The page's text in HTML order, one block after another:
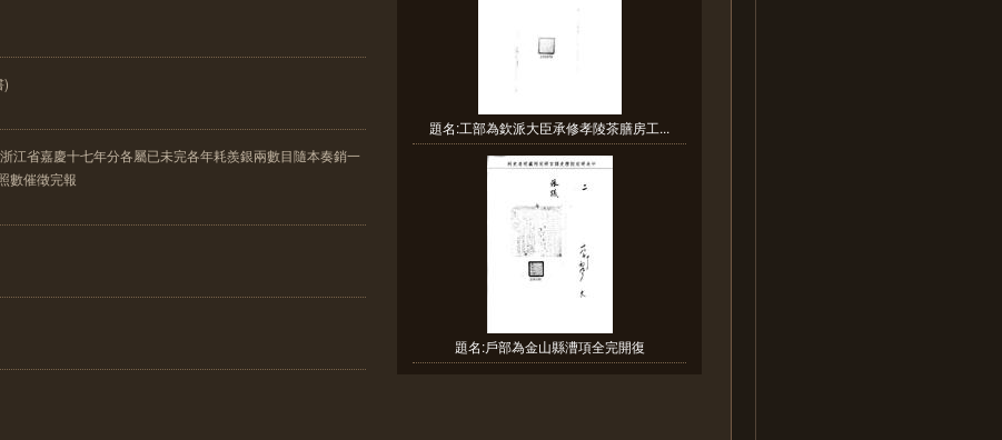
)
江省嘉慶十七年分各屬已未完各年耗羨銀兩數目隨本奏銷一
數催徵完報
題名:工部為欽派大臣承修孝陵茶膳房工...
題名:戶部為金山縣漕項全完開復